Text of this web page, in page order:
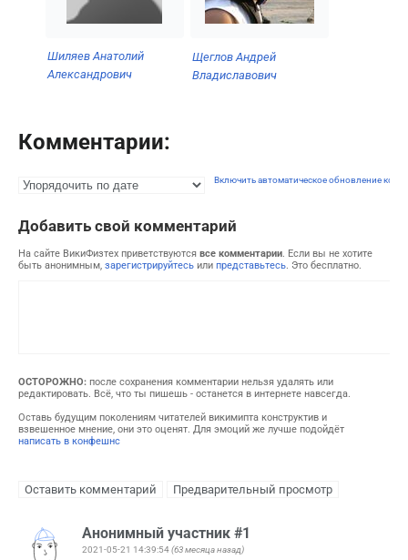
Шиляев Анатолий
Александрович
Щеглов Андрей
Владиславович
Комментарии:
Включить автоматическое обновление
Добавить свой комментарий
На сайте ВикиФизтех приветствуются все комментарии . Если вы не хотите
быть анонимным, зарегистрируйтесь или представьтесь . Это бесплатно.
ОСТОРОЖНО: после сохранения комментарии нельзя удалять или
редактировать. Всё, что ты пишешь - останется в интернете навсегда.
Оставь будущим поколениям читателей викимипта конструктив и
взвешенное мнение, они это оценят. Для эмоций же лучше подойдёт
написать в конфешнс
Анонимный участник #1
2021-05-21 14:39:54(63 месяца назад)